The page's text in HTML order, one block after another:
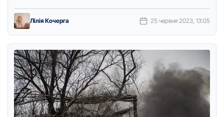
Лілія Кочерга 25 червня 2023, 13:05